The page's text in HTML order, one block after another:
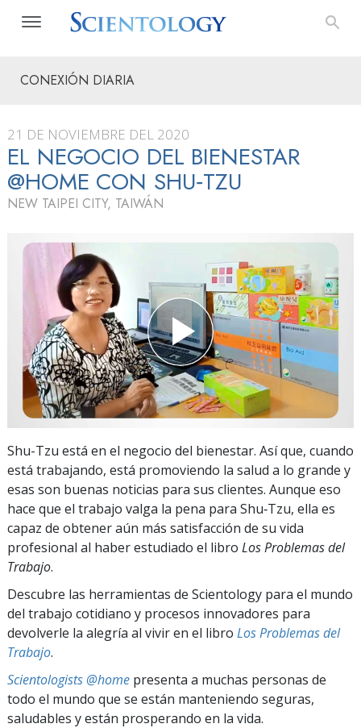
CONEXIÓN DIARIA
21 DE NOVIEMBRE DEL 2020
EL NEGOCIO DEL BIENESTAR
@HOME CON SHU‑TZU
NEW TAIPEI CITY, TAIWÁN
Shu-Tzu está en el negocio del bienestar. Así que, cuando
está trabajando, está promoviendo la salud a lo grande y
esas son buenas noticias para sus clientes. Aunque eso
hace que el trabajo valga la pena para Shu‑Tzu, ella es
capaz de obtener aún más satisfacción de su vida
profesional al haber estudiado el libro Los Problemas del
Trabajo.
Descubre las herramientas de Scientology para el mundo
del trabajo cotidiano y procesos innovadores para
devolverle la alegría al vivir en el libro Los Problemas del
Trabajo.
Scientologists @home presenta a muchas personas de
todo el mundo que se están manteniendo seguras,
saludables y están prosperando en la vida.